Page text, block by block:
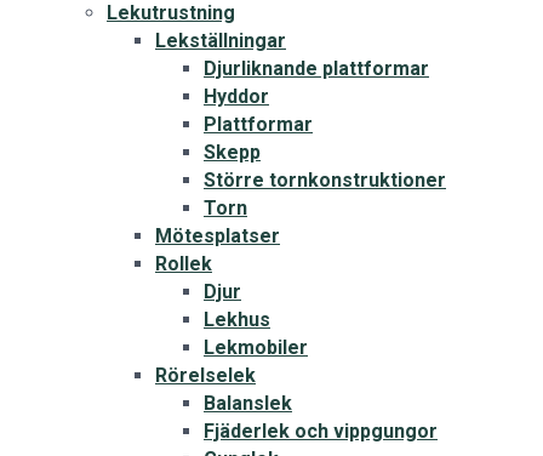
Lekutrustning
Lekställningar
Djurliknande plattformar
Hyddor
Plattformar
Skepp
Större tornkonstruktioner
Torn
Mötesplatser
Rollek
Djur
Lekhus
Lekmobiler
Rörelselek
Balanslek
Fjäderlek och vippgungor